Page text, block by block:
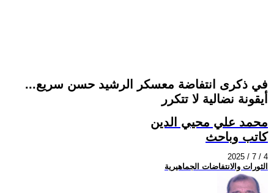
في ذكرى انتفاضة معسكر الرشيد حسن سريع...
أيقونة نضالية لا تتكرر
محمد علي محيي الدين
كاتب وباحث
2025 / 7 / 4
الثورات والانتفاضات الجماهيرية